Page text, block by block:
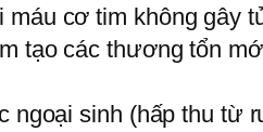
cơ tim không gây
tạo các thương tổn
sinh (hấp thu từ